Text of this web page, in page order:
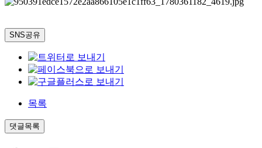
SNS공유
목록
댓글목록